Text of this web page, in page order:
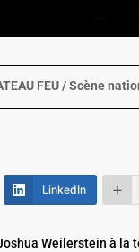
FEU / Scène
LinkedIn
Weilerstein à